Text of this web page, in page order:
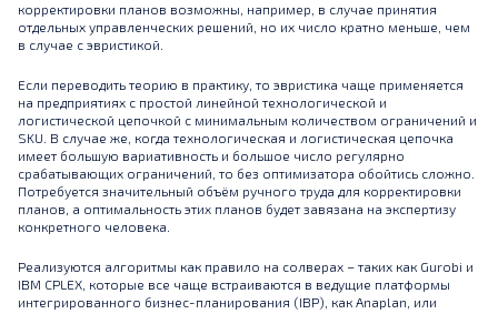
корректировки планов возможны, например, в случае принятия
отдельных управленческих решений, но их число кратно меньше, чем
в случае с эвристикой.
Если переводить теорию в практику, то эвристика чаще применяется
на предприятиях с простой линейной технологической и
логистической цепочкой с минимальным количеством ограничений и
SKU. В случае же, когда технологическая и логистическая цепочка
имеет большую вариативность и большое число регулярно
срабатывающих ограничений, то без оптимизатора обойтись сложно.
Потребуется значительный объём ручного труда для корректировки
планов, а оптимальность этих планов будет завязана на экспертизу
конкретного человека.
Реализуются алгоритмы как правило на солверах – таких как Gurobi и
IBM CPLEX, которые все чаще встраиваются в ведущие платформы
интегрированного бизнес-планирования (IBP), как Anaplan, или